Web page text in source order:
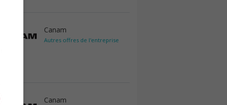
Canam
Autres offres de l'entreprise
Canam